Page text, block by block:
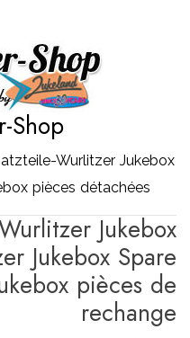
Shop
Wurlitzer Jukebox
pièces détachées
Jukebox
Jukebox Spare
pièces de
rechange